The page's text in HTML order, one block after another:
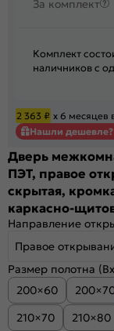
За комплект
Комплект
наличников с
2 363 ₽ х 6 месяцев
Нашли
Дверь
ПЭТ, правое
скрытая,
каркасно-
Направление
Правое
Размер полотна
200×60
210×70
210×80